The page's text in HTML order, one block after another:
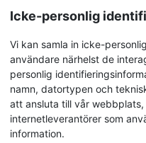
Icke-personlig
Vi kan samla in icke-
användare närhelst de
personlig
namn, datortypen och
att ansluta till vår
internetleverantörer som
information.